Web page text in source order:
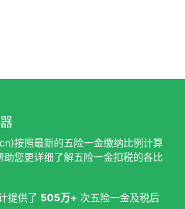
按照最新的五险一金缴纳比例计算
您更详细了解五险一金扣税的各比
提供了 505万+ 次五险一金及税后